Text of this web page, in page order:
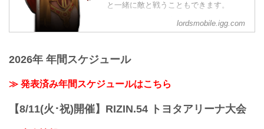
と一緒に敵と戦うこともできます。
好きなヒーローを育てて、冒険を進めて
いく｢RPG｣的な楽しみと、他のプレイヤ
に味わえるゲームです！
lordsmobile.igg.com
2026年 年間スケジュール
≫ 発表済み年間スケジュールはこちら
【8/11(火･祝)開催】RIZIN.54 トヨタアリーナ大会